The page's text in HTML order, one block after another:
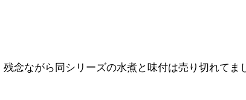
念ながら同シリーズの水煮と味付は売り切れてま